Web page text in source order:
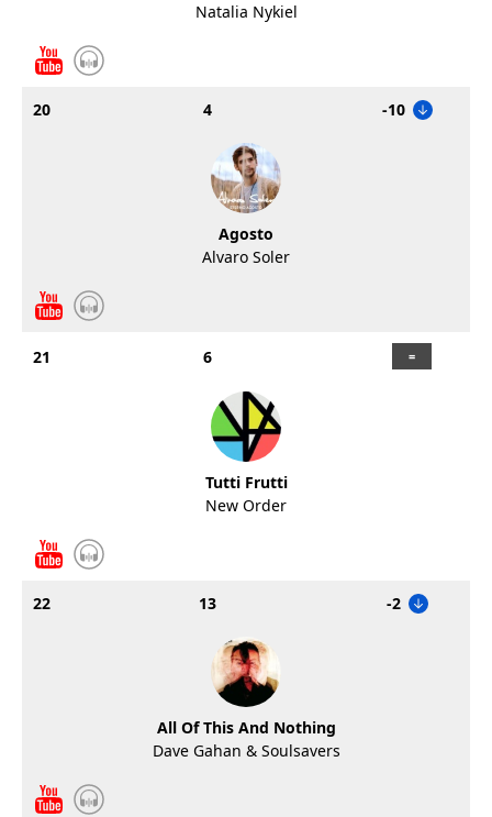
Natalia Nykiel
20 4 -10
Agosto
Alvaro Soler
21 6
Tutti Frutti
New Order
22 13 -2
All Of This And Nothing
Dave Gahan & Soulsavers